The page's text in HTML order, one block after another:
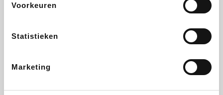
Voorkeuren
Statistieken
Marketing
Ekoi About You